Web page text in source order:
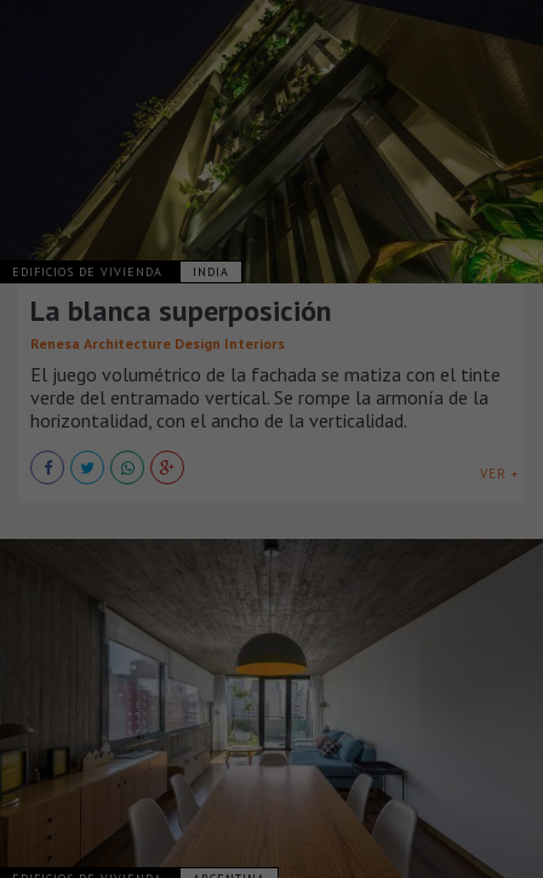
EDIFICIOS DE VIVIENDA INDIA
La blanca superposición
Renesa Architecture Design Interiors
El juego volumétrico de la fachada se matiza con el tinte
verde del entramado vertical. Se rompe la armonía de la
horizontalidad, con el ancho de la verticalidad.
VER +